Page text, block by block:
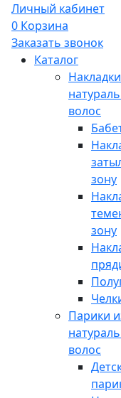
Личный кабинет
0 Корзина
Заказать звонок
Каталог
волос
зону
зону
Парики
волос